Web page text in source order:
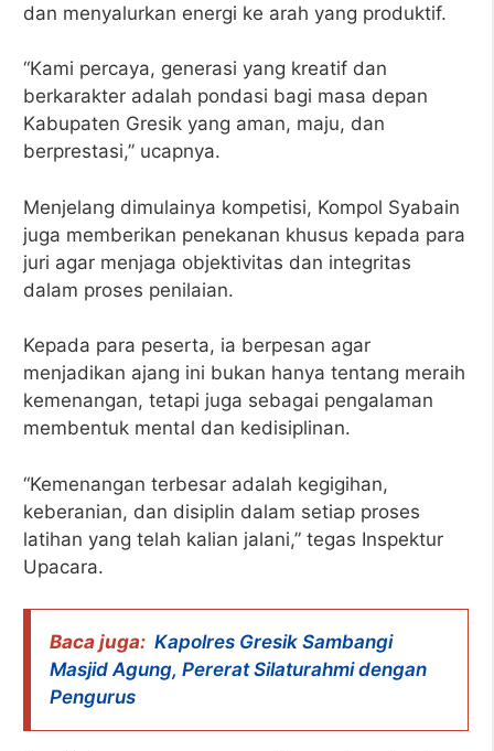
dan menyalurkan energi ke arah yang produktif.
“Kami percaya, generasi yang kreatif dan
berkarakter adalah pondasi bagi masa depan
Kabupaten Gresik yang aman, maju, dan
berprestasi,” ucapnya.
Menjelang dimulainya kompetisi, Kompol Syabain
juga memberikan penekanan khusus kepada para
juri agar menjaga objektivitas dan integritas
dalam proses penilaian.
Kepada para peserta, ia berpesan agar
menjadikan ajang ini bukan hanya tentang meraih
kemenangan, tetapi juga sebagai pengalaman
membentuk mental dan kedisiplinan.
“Kemenangan terbesar adalah kegigihan,
keberanian, dan disiplin dalam setiap proses
latihan yang telah kalian jalani,” tegas Inspektur
Upacara.
Baca juga: Kapolres Gresik Sambangi
Masjid Agung, Pererat Silaturahmi dengan
Pengurus